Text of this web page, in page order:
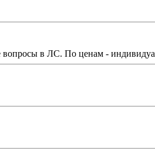
вопросы в ЛС. По ценам -